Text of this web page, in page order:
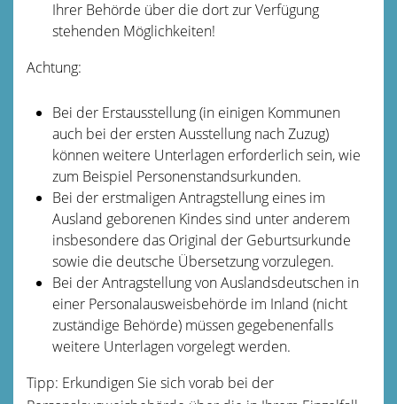
Ihrer Behörde über die dort zur Verfügung
stehenden Möglichkeiten!
Achtung:
Bei der Erstausstellung (in einigen Kommunen
auch bei der ersten Ausstellung nach Zuzug)
können weitere Unterlagen erforderlich sein, wie
zum Beispiel Personenstandsurkunden.
Bei der erstmaligen Antragstellung eines im
Ausland geborenen Kindes sind unter anderem
insbesondere das Original der Geburtsurkunde
sowie die deutsche Übersetzung vorzulegen.
Bei der Antragstellung von Auslandsdeutschen in
einer Personalausweisbehörde im Inland (nicht
zuständige Behörde) müssen gegebenenfalls
weitere Unterlagen vorgelegt werden.
Tipp: Erkundigen Sie sich vorab bei der